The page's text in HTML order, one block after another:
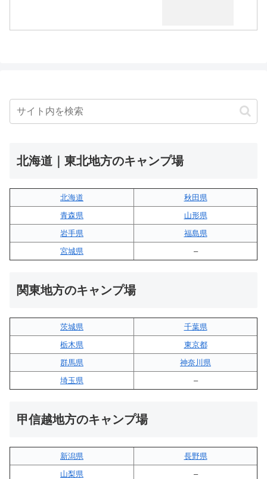
北海道｜東北地方のキャンプ場
北海道
秋田県
青森県
山形県
岩手県
福島県
宮城県
–
関東地方のキャンプ場
茨城県
千葉県
栃木県
東京都
群馬県
神奈川県
埼玉県
–
甲信越地方のキャンプ場
新潟県
長野県
山梨県
–